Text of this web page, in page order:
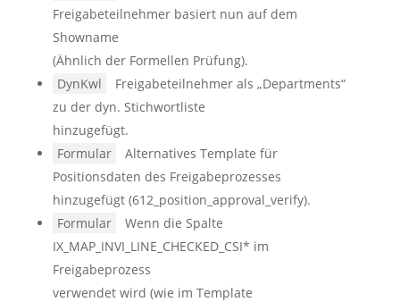
Freigabeteilnehmer basiert nun auf dem
Showname
(Ähnlich der Formellen Prüfung).
DynKwl
Freigabeteilnehmer als „Departments“
zu der dyn. Stichwortliste
hinzugefügt.
Formular
Alternatives Template für
Positionsdaten des Freigabeprozesses
hinzugefügt (612_position_approval_verify).
Formular
Wenn die Spalte
IX_MAP_INVI_LINE_CHECKED_CSI* im
Freigabeprozess
verwendet wird (wie im Template